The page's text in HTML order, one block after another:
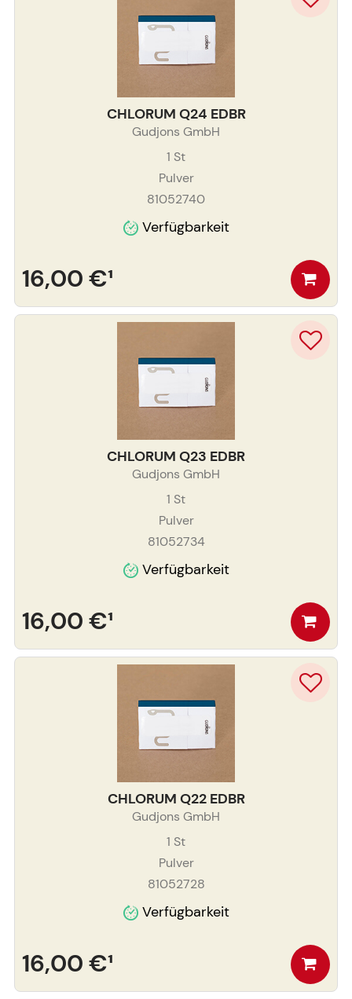
CHLORUM Q24 EDBR
Gudjons GmbH
1 St
Pulver
81052740
Verfügbarkeit
16,00 €¹
CHLORUM Q23 EDBR
Gudjons GmbH
1 St
Pulver
81052734
Verfügbarkeit
16,00 €¹
CHLORUM Q22 EDBR
Gudjons GmbH
1 St
Pulver
81052728
Verfügbarkeit
16,00 €¹